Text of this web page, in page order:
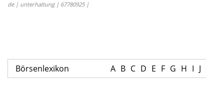
de | unterhaltung | 67780925 |
Börsenlexikon A B C D E F G H I J